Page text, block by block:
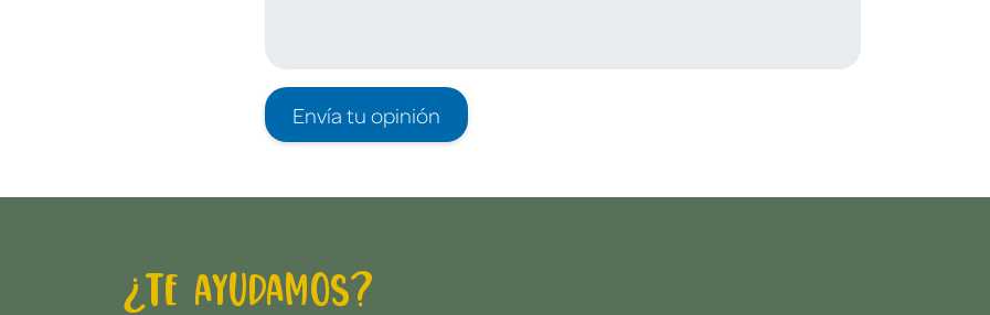
Envía tu opinión
¿Te ayudamos?